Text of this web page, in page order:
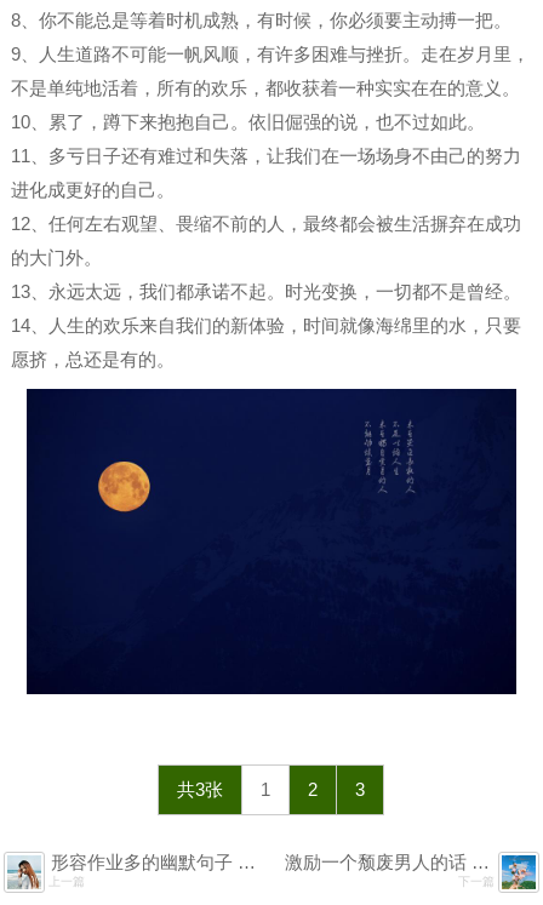
8、你不能总是等着时机成熟，有时候，你必须要主动搏一把。
9、人生道路不可能一帆风顺，有许多困难与挫折。走在岁月里，
不是单纯地活着，所有的欢乐，都收获着一种实实在在的意义。
10、累了，蹲下来抱抱自己。依旧倔强的说，也不过如此。
11、多亏日子还有难过和失落，让我们在一场场身不由己的努力
进化成更好的自己。
12、任何左右观望、畏缩不前的人，最终都会被生活摒弃在成功
的大门外。
13、永远太远，我们都承诺不起。时光变换，一切都不是曾经。
14、人生的欢乐来自我们的新体验，时间就像海绵里的水，只要
愿挤，总还是有的。
共3张 1 2 3
形容作业多的幽默句子 适合感叹作业多的说说搞笑短句
上一篇
激励一个颓废男人的话 人在颓废的时候激励的话
下一篇